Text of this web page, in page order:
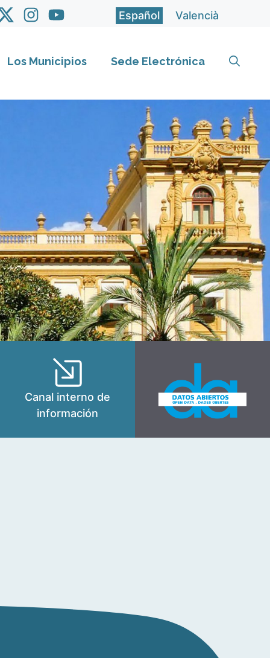
Español Valencià
Los Municipios Sede Electrónica
Canal interno de
información